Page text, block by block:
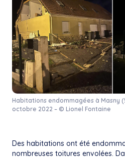
Habitations endommagées à Masny
octobre 2022 – © Lionel Fontaine
Des habitations ont été
nombreuses toitures envolées.